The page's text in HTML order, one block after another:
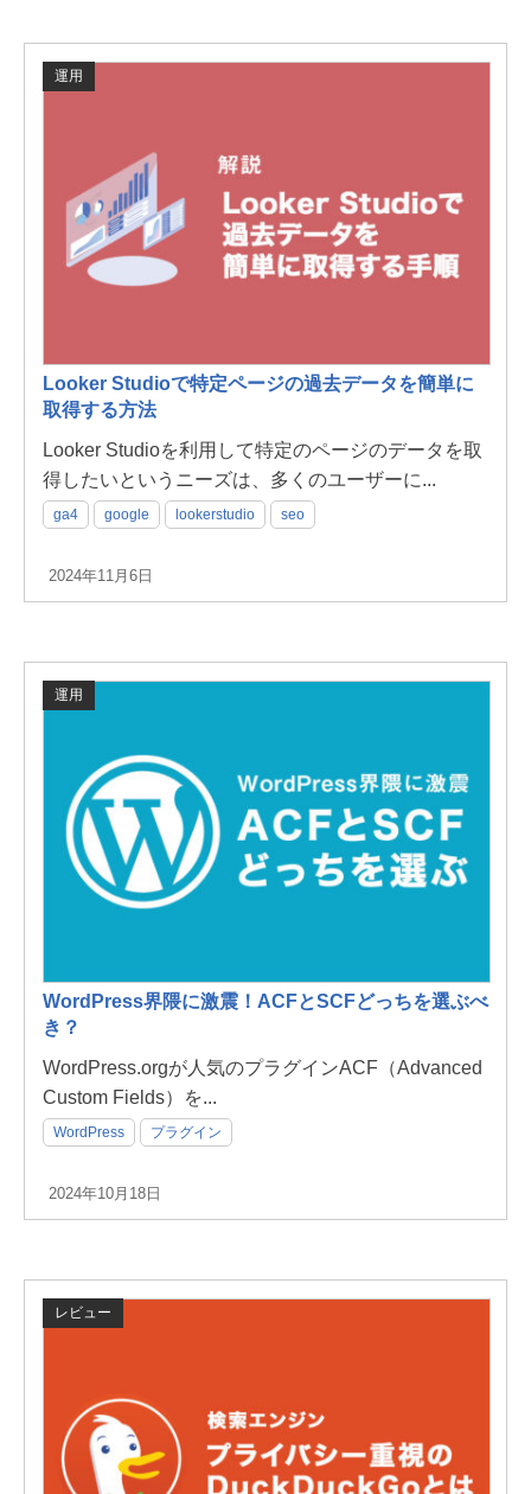
運用
Looker Studioで特定ページの過去データを簡単に
取得する方法
Looker Studioを利用して特定のページのデータを取
得したいというニーズは、多くのユーザーに...
ga4 google lookerstudio seo
2024年11月6日
運用
WordPress界隈に激震！ACFとSCFどっちを選ぶべ
き？
WordPress.orgが人気のプラグインACF（Advanced
Custom Fields）を...
WordPress プラグイン
2024年10月18日
レビュー